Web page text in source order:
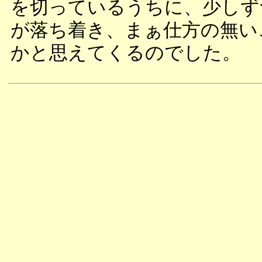
を切っているうちに、少し
が落ち着き、まぁ仕方の無
かと思えてくるのでした。